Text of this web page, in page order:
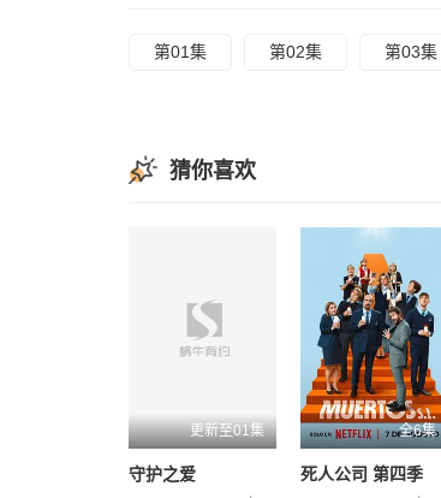
第01集 第02集 第03集
猜你喜欢
更新至01集
守护之爱
全6集
死人公司 第四季